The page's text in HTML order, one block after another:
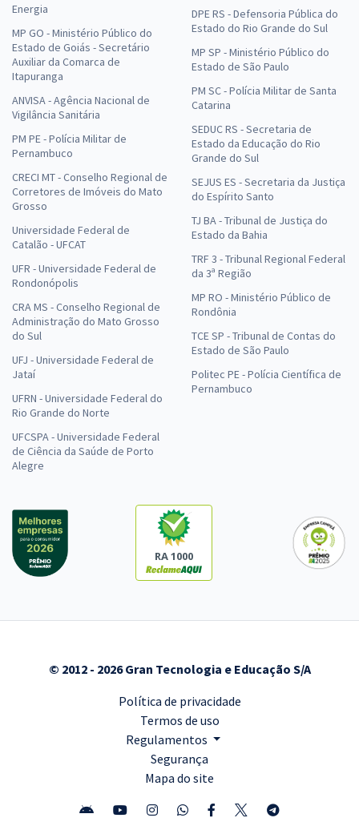
Energia
MP GO - Ministério Público do
Estado de Goiás - Secretário
Auxiliar da Comarca de
Itapuranga
ANVISA - Agência Nacional de
Vigilância Sanitária
PM PE - Polícia Militar de
Pernambuco
CRECI MT - Conselho Regional de
Corretores de Imóveis do Mato
Grosso
Universidade Federal de
Catalão - UFCAT
UFR - Universidade Federal de
Rondonópolis
CRA MS - Conselho Regional de
Administração do Mato Grosso
do Sul
UFJ - Universidade Federal de
Jataí
UFRN - Universidade Federal do
Rio Grande do Norte
UFCSPA - Universidade Federal
de Ciência da Saúde de Porto
Alegre
DPE RS - Defensoria Pública do
Estado do Rio Grande do Sul
MP SP - Ministério Público do
Estado de São Paulo
PM SC - Polícia Militar de Santa
Catarina
SEDUC RS - Secretaria de
Estado da Educação do Rio
Grande do Sul
SEJUS ES - Secretaria da Justiça
do Espírito Santo
TJ BA - Tribunal de Justiça do
Estado da Bahia
TRF 3 - Tribunal Regional Federal
da 3ª Região
MP RO - Ministério Público de
Rondônia
TCE SP - Tribunal de Contas do
Estado de São Paulo
Politec PE - Polícia Científica de
Pernambuco
RA 1000
© 2012 - 2026 Gran Tecnologia e Educação S/A
Política de privacidade
Termos de uso
Regulamentos
Segurança
Mapa do site